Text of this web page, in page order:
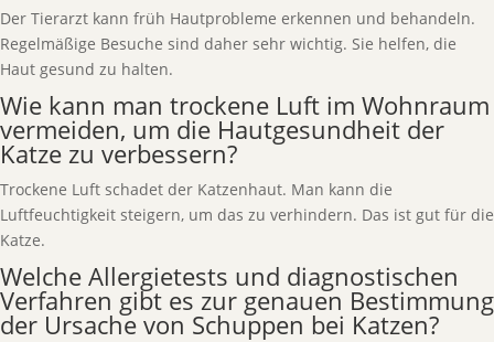
Der Tierarzt kann früh Hautprobleme erkennen und behandeln.
Regelmäßige Besuche sind daher sehr wichtig. Sie helfen, die
Haut gesund zu halten.
Wie kann man trockene Luft im Wohnraum
vermeiden, um die Hautgesundheit der
Katze zu verbessern?
Trockene Luft schadet der Katzenhaut. Man kann die
Luftfeuchtigkeit steigern, um das zu verhindern. Das ist gut für die
Katze.
Welche Allergietests und diagnostischen
Verfahren gibt es zur genauen Bestimmung
der Ursache von Schuppen bei Katzen?